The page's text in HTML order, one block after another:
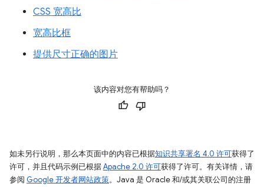
CSS 宽高比
宽高比框
提供尺寸正确的图片
该内容对您有帮助吗？
如未另行说明，那么本页面中的内容已根据知识共享署名 4.0 许可获得了
许可，并且代码示例已根据Apache 2.0 许可获得了许可。有关详情，请
参阅 Google 开发者网站政策。Java 是 Oracle 和/或其关联公司的注册